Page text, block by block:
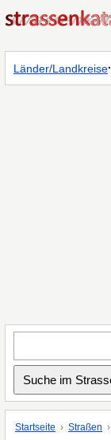
Länder/Landkreise·
Startseite Straßen